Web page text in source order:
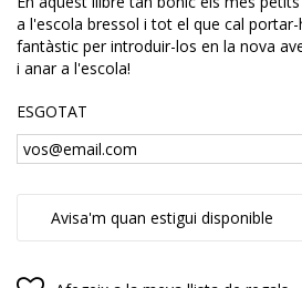
a l'escola bressol i tot el que cal
fantàstic per introduir-los en la nova
i anar a l'escola!
ESGOTAT
Avisa'm quan estigui disponible